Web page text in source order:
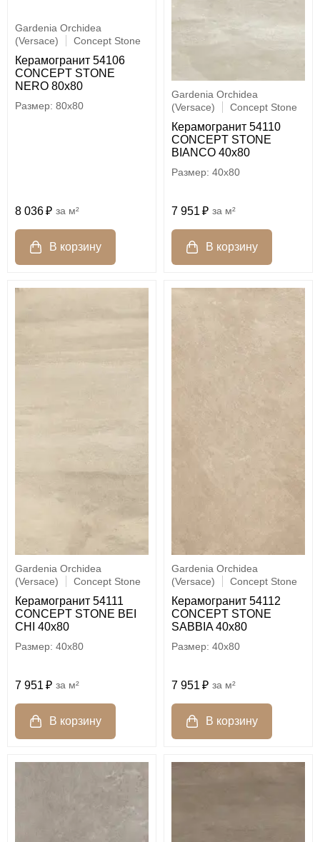
Gardenia Orchidea
(Versace)
Concept Stone
Керамогранит 54106
CONCEPT STONE
NERO 80x80
80x80
8 036 м²
Gardenia Orchidea
(Versace)
Concept Stone
Керамогранит 54110
CONCEPT STONE
BIANCO 40x80
40x80
7 951 м²
Gardenia Orchidea
(Versace)
Concept Stone
Керамогранит 54111
CONCEPT STONE BEI
CHI 40x80
40x80
7 951 м²
Gardenia Orchidea
(Versace)
Concept Stone
Керамогранит 54112
CONCEPT STONE
SABBIA 40x80
40x80
7 951 м²